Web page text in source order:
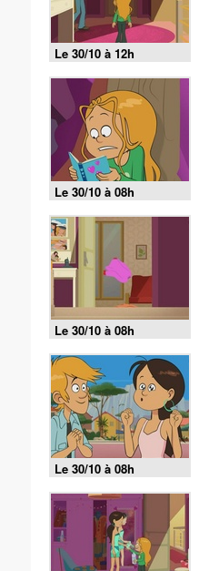
Le 30/10 à 12h
Le 30/10 à 08h
Le 30/10 à 08h
Le 30/10 à 08h